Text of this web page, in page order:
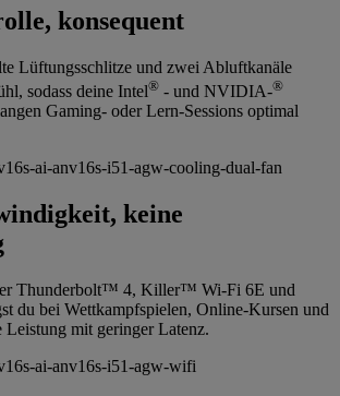
konsequent
Lüftungsschlitze und zwei Abluftkanäle
sodass deine Intel® - und NVIDIA-®
Gaming- oder Lern-Sessions optimal
keine
Thunderbolt™ 4, Killer™ Wi-Fi 6E und
du bei Wettkampfspielen, Online-Kursen und
Leistung mit geringer Latenz.